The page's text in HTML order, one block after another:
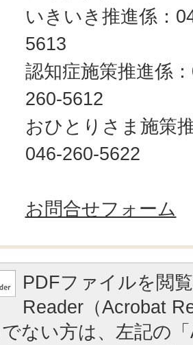
いきいき推進係：
5613
認知症施策推進係
260-5612
おひとりさま施策
046-260-5622
お問合せフォーム
PDFファイルを閲
Reader（Acrobat
ない方は、左記の